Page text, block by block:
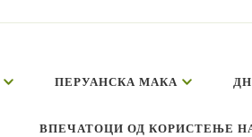
ПЕРУАНСКА МАКА
ВПЕЧАТОЦИ ОД КОРИСТЕЊЕ